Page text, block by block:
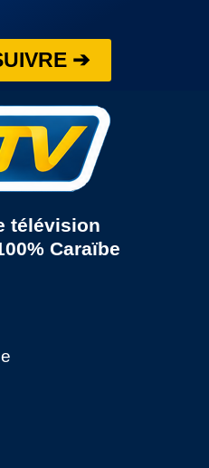
➔
télévision
Caraïbe